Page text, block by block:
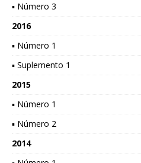
▪ Número 3
2016
▪ Número 1
▪ Suplemento 1
2015
▪ Número 1
▪ Número 2
2014